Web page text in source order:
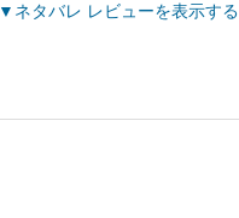
ネタバレ レビューを表示する